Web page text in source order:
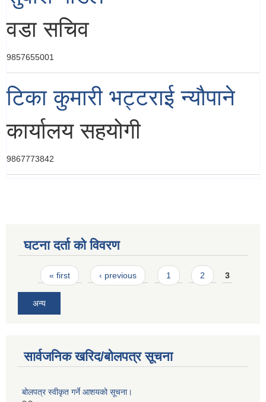
वडा सचिव
9857655001
टिका कुमारी भट्टराई न्यौपाने
कार्यालय सहयोगी
9867773842
घटना दर्ता को विवरण
Pages
« first ‹ previous 1 2 3
अन्य
सार्वजनिक खरिद/बोलपत्र सूचना
बोलपत्र स्वीकृत गर्ने आशयको सूचना।